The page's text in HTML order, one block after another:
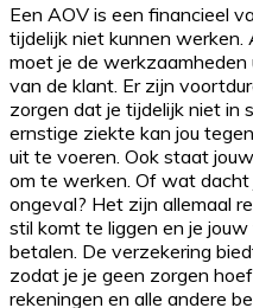
Een AOV is een financieel
tijdelijk niet kunnen
moet je de
van de klant. Er zijn
zorgen dat je tijdelijk niet in
ernstige ziekte kan jou
uit te voeren. Ook staat
om te werken. Of wat
ongeval? Het zijn allemaal
stil komt te liggen en je
betalen. De verzekering
zodat je je geen zorgen
rekeningen en alle andere